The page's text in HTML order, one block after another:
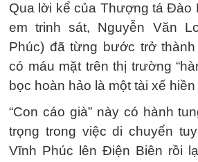
Qua lời kể của Thượng tá Đào
em trinh sát, Nguyễn Văn
Phúc) đã từng bước trở thành
có máu mặt trên thị trường
bọc hoàn hảo là một tài xế hiền
“Con cáo già” này có hành
trọng trong việc di chuyển
Vĩnh Phúc lên Điện Biên rồi